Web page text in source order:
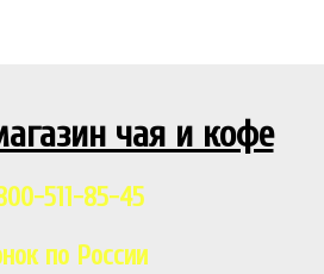
чая и кофе
511-85-45
по России